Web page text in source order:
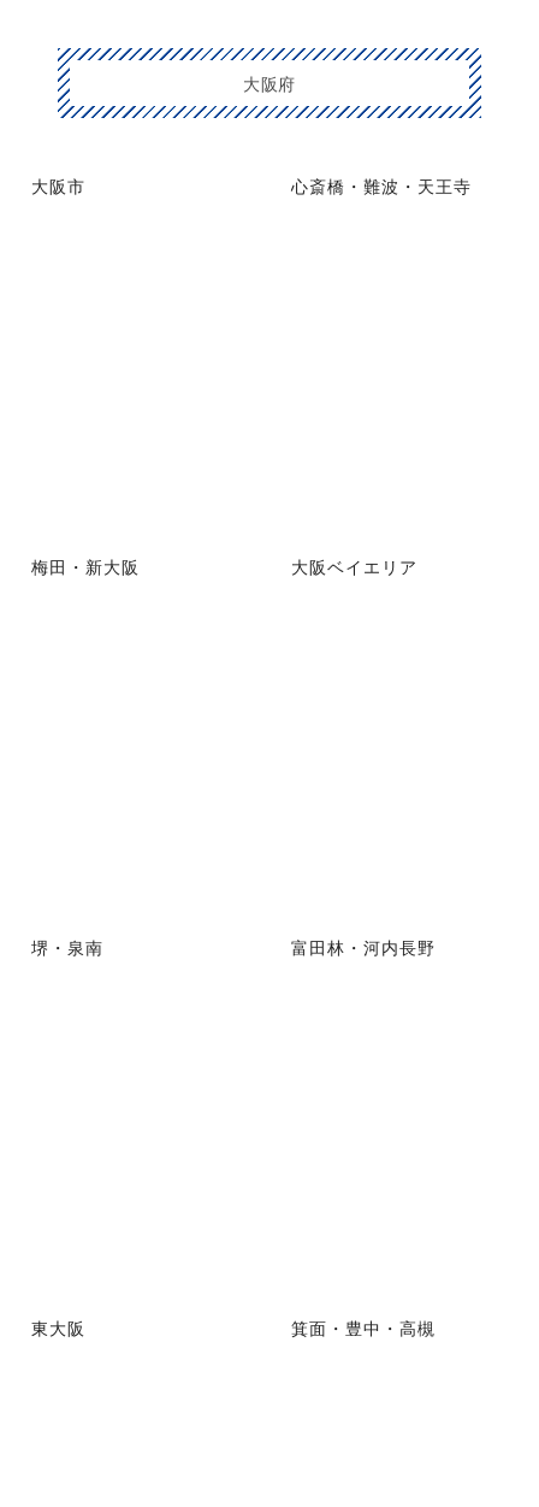
大阪府
大阪市 心斎橋・難波・天王寺
梅田・新大阪 大阪ベイエリア
堺・泉南 富田林・河内長野
東大阪 箕面・豊中・高槻